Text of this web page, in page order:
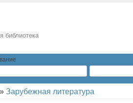
библиотека
» Зарубежная литература